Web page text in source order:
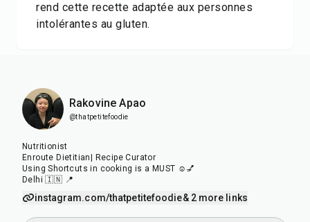
rend cette recette adaptée aux personnes
intolérantes au gluten.
Rakovine Apao
@thatpetitefoodie
Nutritionist
Enroute Dietitian| Recipe Curator
Using Shortcuts in cooking is a MUST ☺️💅
Delhi 🇮🇳 📍
instagram.com/thatpetitefoodie& 2 more links